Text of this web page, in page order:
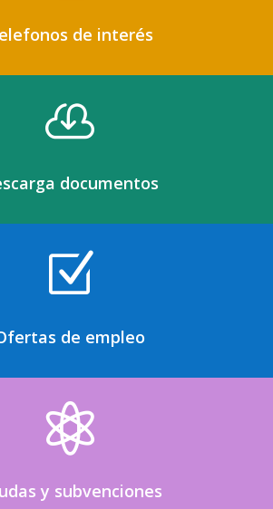
de interés

documentos
Z
de empleo

y subvenciones